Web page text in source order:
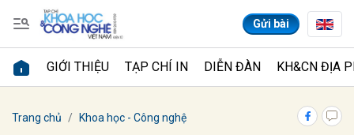
Gửi bài
GIỚI THIỆU TẠP CHÍ IN DIỄN ĐÀN KH&CN ĐỊA
Trang chủ Khoa học - Công nghệ
Gửi bình luận